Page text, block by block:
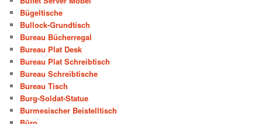
Bügeltische
Bullock-Grundtisch
Bureau Bücherregal
Bureau Plat Desk
Bureau Plat Schreibtisch
Bureau Schreibtische
Bureau Tisch
Burg-Soldat-Statue
Burmesischer Beistelltisch